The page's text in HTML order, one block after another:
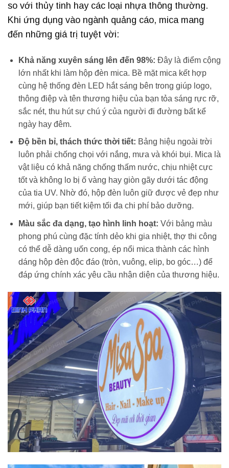
so với thủy tinh hay các loại nhựa thông thường.
Khi ứng dụng vào ngành quảng cáo, mica mang
đến những giá trị tuyệt vời:
Khả năng xuyên sáng lên đến 98%: Đây là điểm cộng
lớn nhất khi làm hộp đèn mica. Bề mặt mica kết hợp
cùng hệ thống đèn LED hắt sáng bên trong giúp logo,
thông điệp và tên thương hiệu của bạn tỏa sáng rực rỡ,
sắc nét, thu hút sự chú ý của người đi đường bất kể
ngày hay đêm.
Độ bền bỉ, thách thức thời tiết: Bảng hiệu ngoài trời
luôn phải chống chọi với nắng, mưa và khói bụi. Mica là
vật liệu có khả năng chống thấm nước, chịu nhiệt cực
tốt và không lo bị ố vàng hay giòn gãy dưới tác động
của tia UV. Nhờ đó, hộp đèn luôn giữ được vẻ đẹp như
mới, giúp bạn tiết kiệm tối đa chi phí bảo dưỡng.
Màu sắc đa dạng, tạo hình linh hoạt: Với bảng màu
phong phú cùng đặc tính dẻo khi gia nhiệt, thợ thi công
có thể dễ dàng uốn cong, ép nổi mica thành các hình
dáng hộp đèn độc đáo (tròn, vuông, elip, bo góc…) để
đáp ứng chính xác yêu cầu nhận diện của thương hiệu.